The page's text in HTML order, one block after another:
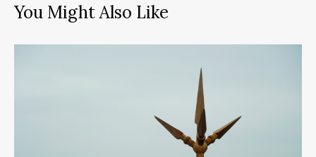
You Might Also Like